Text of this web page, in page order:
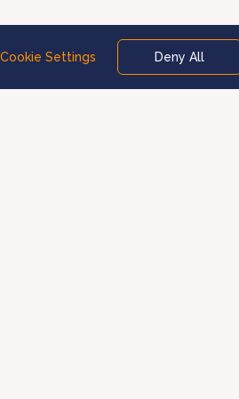
Cookie Settings Deny All